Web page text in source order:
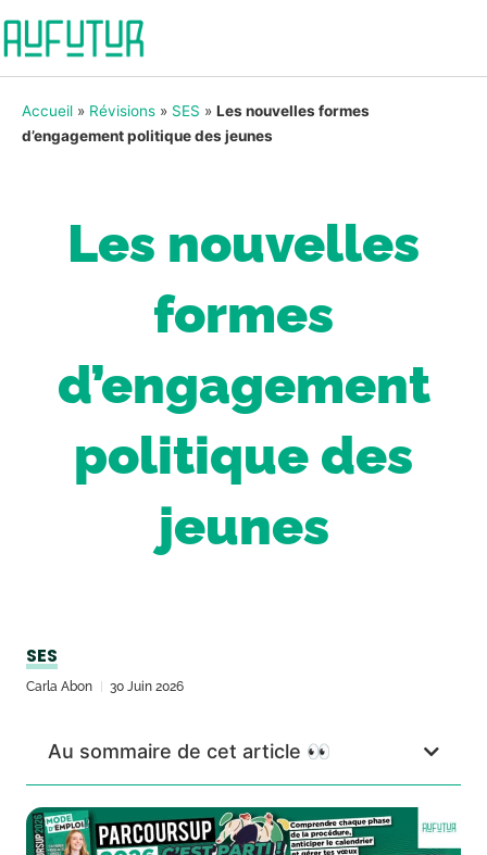
Accueil » Révisions » SES » Les nouvelles formes
d’engagement politique des jeunes
Les nouvelles
formes
d’engagement
politique des
jeunes
SES
Carla Abon 30 Juin 2026
Au sommaire de cet article 👀